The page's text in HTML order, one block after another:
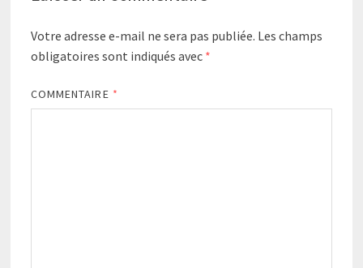
Votre adresse e-mail ne sera pas publiée. Les champs
obligatoires sont indiqués avec *
COMMENTAIRE *